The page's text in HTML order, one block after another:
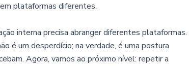
plataformas diferentes.
interna precisa abranger diferentes plataformas.
é um desperdício; na verdade, é uma postura
Agora, vamos ao próximo nível: repetir a